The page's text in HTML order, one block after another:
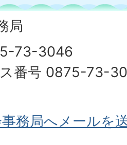
局
73-3046
番号 0875-73-
務局へメールを